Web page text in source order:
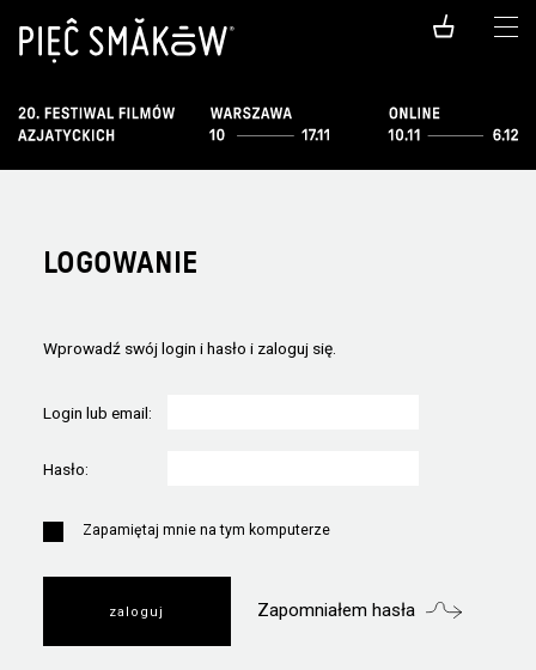
LOGOWANIE
Wprowadź swój login i hasło i zaloguj się.
Login lub email:
Hasło:
Zapamiętaj mnie na tym komputerze
Zapomniałem hasła